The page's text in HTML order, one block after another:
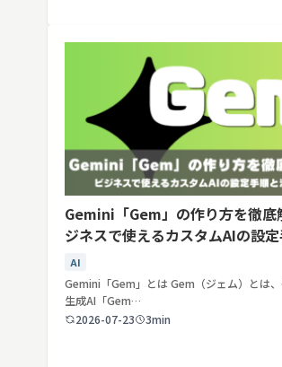
Gemini「Gem」の作り方を徹底
ジネスで使えるカスタムAIの設
用例
AI
Gemini「Gem」とは Gem（ジェム）とは
生成AI「Gem…
2026-07-23
3min